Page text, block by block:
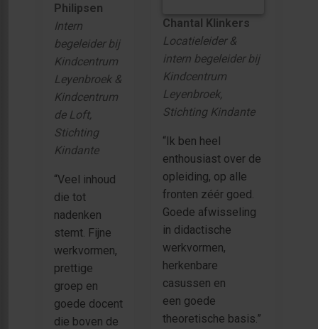
Philipsen
Intern
begeleider bij
Kindcentrum
Leyenbroek &
Kindcentrum
de Loft,
Stichting
Kindante
“Veel inhoud
die tot
nadenken
stemt. Fijne
werkvormen,
prettige
groep en
goede docent
die boven de
Chantal Klinkers
Locatieleider &
intern begeleider bij
Kindcentrum
Leyenbroek,
Stichting Kindante
“Ik ben heel
enthousiast over de
opleiding, op alle
fronten zéér goed.
Goede afwisseling
in didactische
werkvormen,
herkenbare
casussen en
een goede
theoretische basis.”